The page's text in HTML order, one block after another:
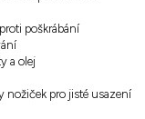
poškrábání
a olej
nožiček pro jisté usazení